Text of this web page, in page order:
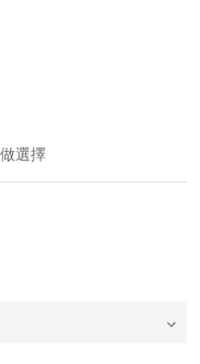
選擇